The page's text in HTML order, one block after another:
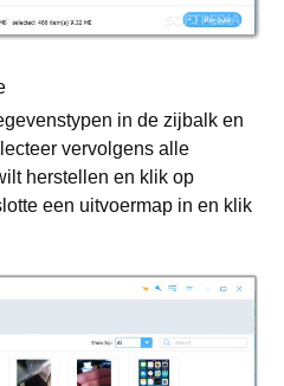
in de zijbalk en
vervolgens alle
herstellen en klik op
een uitvoermap in en klik